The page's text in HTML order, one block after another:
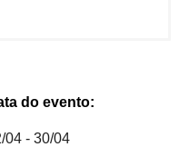
do evento:
04 - 30/04